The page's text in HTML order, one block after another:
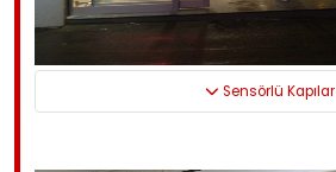
Sensörlü Kapılar